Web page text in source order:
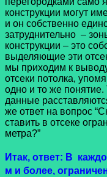
конструкции могут
и он собственно
затруднительно –
конструкции – это
выделяющие эти
мы приходим к
отсеки потолка,
одно и то же понятие.
данные
же ответ на вопрос
ставить в отсеке
метра?”
Итак, ответ: В
м и более,